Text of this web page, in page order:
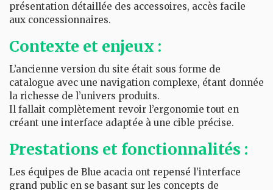
présentation détaillée des accessoires, accès facile
aux concessionnaires.
Contexte et enjeux :
L’ancienne version du site était sous forme de
catalogue avec une navigation complexe, étant donnée
la richesse de l’univers produits.
Il fallait complètement revoir l’ergonomie tout en
créant une interface adaptée à une cible précise.
Prestations et fonctionnalités :
Les équipes de Blue acacia ont repensé l’interface
grand public en se basant sur les concepts de